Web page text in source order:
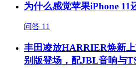
为什么感觉苹果iPhone 11
问答 11
丰田凌放HARRIER焕新
别版登场，配JBL音响与